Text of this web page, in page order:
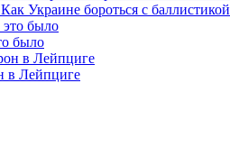
Украине бороться с баллистикой
было
в Лейпциге